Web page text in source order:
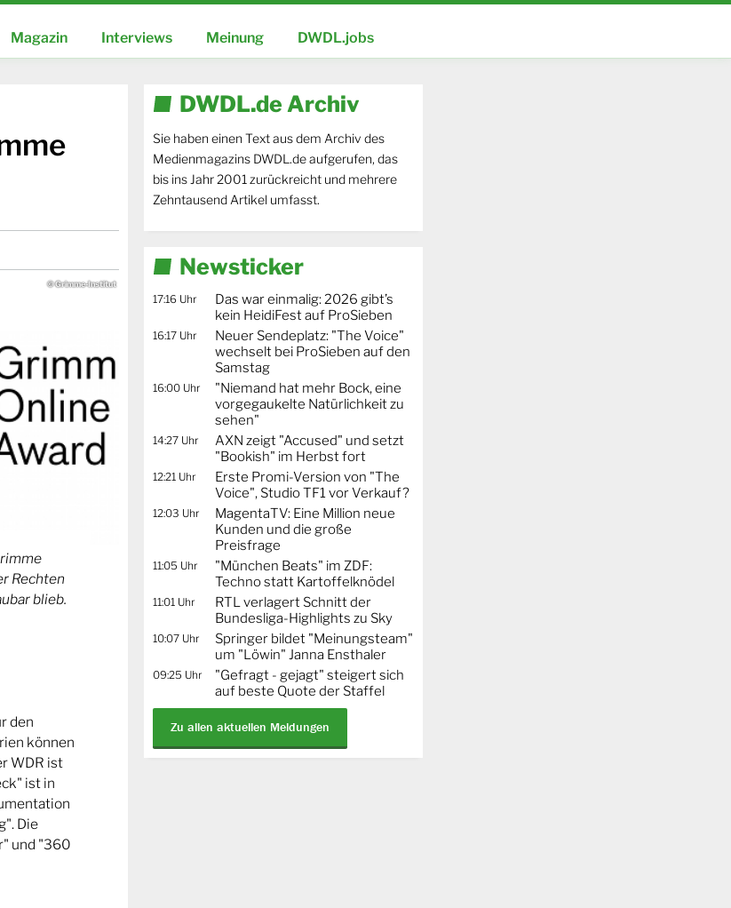
Magazin Interviews Meinung DWDL.jobs
© Grimme-Institut
Rechten
blieb.
den
können
WDR ist
ist in
Die
und "360
DWDL.de Archiv
Sie haben einen Text aus dem Archiv des
Medienmagazins DWDL.de aufgerufen, das
bis ins Jahr 2001 zurückreicht und mehrere
Zehntausend Artikel umfasst.
Newsticker
17:16 Uhr
Das war einmalig: 2026 gibt’s
kein HeidiFest auf ProSieben
16:17 Uhr
Neuer Sendeplatz: "The Voice"
wechselt bei ProSieben auf den
Samstag
16:00 Uhr
"Niemand hat mehr Bock, eine
vorgegaukelte Natürlichkeit zu
sehen"
14:27 Uhr
AXN zeigt "Accused" und setzt
"Bookish" im Herbst fort
12:21 Uhr
Erste Promi-Version von "The
Voice", Studio TF1 vor Verkauf?
12:03 Uhr
MagentaTV: Eine Million neue
Kunden und die große
Preisfrage
11:05 Uhr
"München Beats" im ZDF:
Techno statt Kartoffelknödel
11:01 Uhr
RTL verlagert Schnitt der
Bundesliga-Highlights zu Sky
10:07 Uhr
Springer bildet "Meinungsteam"
um "Löwin" Janna Ensthaler
09:25 Uhr
"Gefragt - gejagt" steigert sich
auf beste Quote der Staffel
Zu allen aktuellen Meldungen